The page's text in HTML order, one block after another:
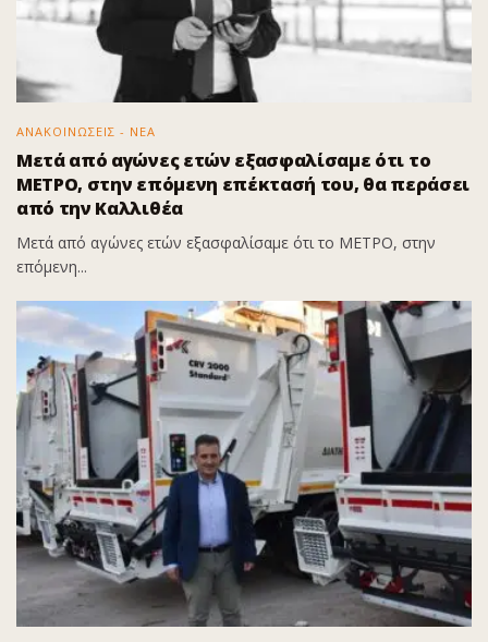
ΑΝΑΚΟΙΝΩΣΕΙΣ - ΝΕΑ
Μετά από αγώνες ετών εξασφαλίσαμε ότι το
ΜΕΤΡΟ, στην επόμενη επέκτασή του, θα περάσει
από την Καλλιθέα
Μετά από αγώνες ετών εξασφαλίσαμε ότι το ΜΕΤΡΟ, στην
επόμενη...